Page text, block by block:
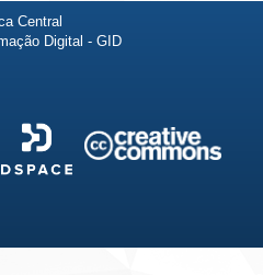
Central
Digital - GID